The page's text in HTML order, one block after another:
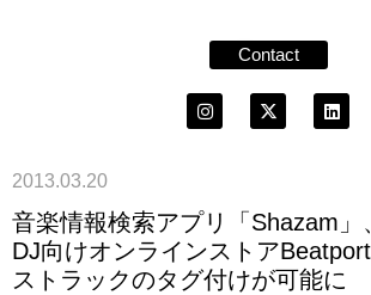
Contact
2013.03.20
音楽情報検索アプリ「Shazam」
DJ向けオンラインストア
ストラックのタグ付けが可能に